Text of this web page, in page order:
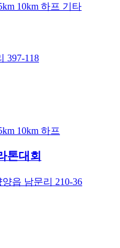
10km 하프 기타
397-118
10km 하프
톤대회
읍 남문리 210-36